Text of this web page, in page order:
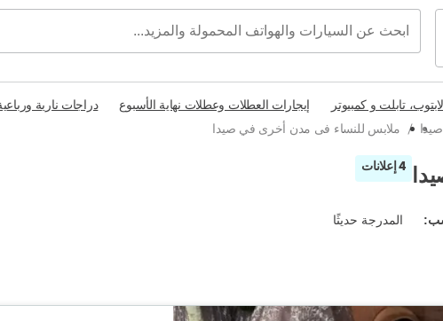
لابتوب، تابلت و كمبيوتر إيجارات العطلات وعطلات نهاية الأسبوع
دراجات نارية
/ ملابس للنساء فى مدن أخرى في صيدا
4 إعلانات
: المدرجة حديثًا